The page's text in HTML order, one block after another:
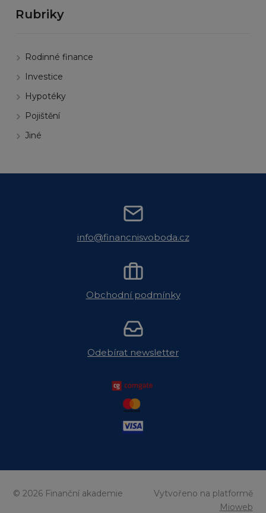
Rubriky
Rodinné finance
Investice
Hypotéky
Pojištění
Jiné
info@financnisvoboda.cz
Obchodní podmínky
Odebírat newsletter
© 2026 Finanční akademie
Vytvořeno na platformě
Mioweb